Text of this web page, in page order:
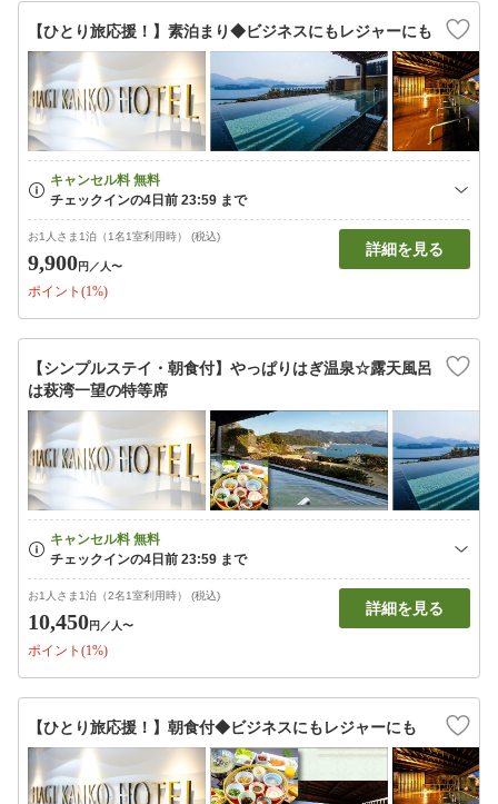
【ひとり旅応援！】素泊まり◆ビジネスにもレジャーにも
お1人さま1泊（1名1室利用時） (税込)
9,900円 ／人〜
ポイント(1%)
詳細を見る
【シンプルステイ・朝食付】やっぱりはぎ温泉☆露天風呂
は萩湾一望の特等席
お1人さま1泊（2名1室利用時） (税込)
10,450円 ／人〜
ポイント(1%)
詳細を見る
【ひとり旅応援！】朝食付◆ビジネスにもレジャーにも